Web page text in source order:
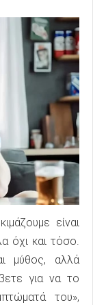
είναι
όχι και τόσο.
μύθος, αλλά
για να το
του»,